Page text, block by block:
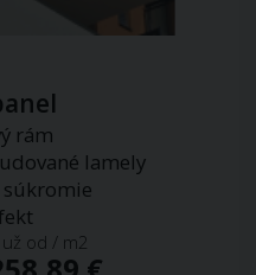
rám
lamely
už od / m2